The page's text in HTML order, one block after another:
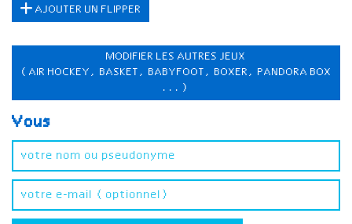
AJOUTER UN FLIPPER
MODIFIER LES AUTRES JEUX
(AIR HOCKEY, BASKET, BABYFOOT, BOXER, PANDORA BOX
...)
Vous